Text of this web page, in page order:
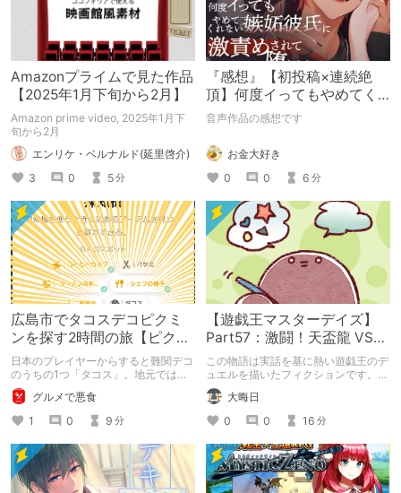
Amazonプライムで見た作品
【2025年1月下旬から2月】
Amazon prime video, 2025年1月下
旬から2月
エンリケ・ベルナルド(延里啓介)
3
0 5分
『感想』【初投稿×連続絶
頂】何度イってもやめてく
れない嫉妬彼氏に激責めさ
音声作品の感想です
お金大好き
0
0 6 分
広島市でタコスデコピクミ
ンを探す2時間の旅【ピクミ
ンブルーム / Pikmin
Bloom】
日本のプレイヤーからすると難関デコ
のうちの1つ「タコス」。地元では見
つけられなかった男が広島で探す旅を
お送りします。ねくすと5月のテーマ
「お出かけの記録」。
グルメで悪食
1
0 9 分
【遊戯王マスターデイズ】
Part57：激闘！天盃龍 VS
千年D【架空デュエル】
この物語は実話を基に熱い遊戯王のデ
ュエルを描いたフィクションです。
（自分用メモ：2025-05-14）
大晦日
0
0 16 分